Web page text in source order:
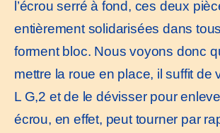
l’écrou serré à fond, ces deux
entièrement solidarisées dans
forment bloc. Nous voyons donc
mettre la roue en place, il suffit de
L G,2 et de le dévisser pour
écrou, en effet, peut tourner par